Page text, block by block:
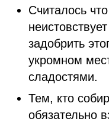
Считалось
задобрить
укромном
сладостями.
Тем, кто
обязательно